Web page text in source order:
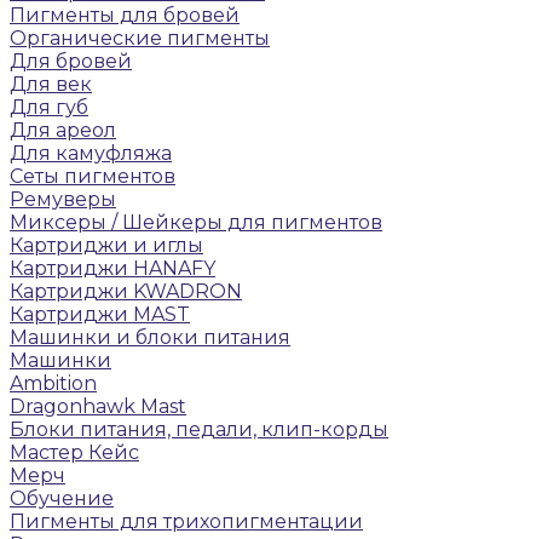
Пигменты для бровей
Органические пигменты
Для бровей
Для век
Для губ
Для ареол
Для камуфляжа
Сеты пигментов
Ремуверы
Микcеры / Шейкеры для пигментов
Картриджи и иглы
Картриджи HANAFY
Картриджи KWADRON
Картриджи MAST
Машинки и блоки питания
Машинки
Ambition
Dragonhawk Mast
Блоки питания, педали, клип-корды
Мастер Кейс
Мерч
Обучение
Пигменты для трихопигментации